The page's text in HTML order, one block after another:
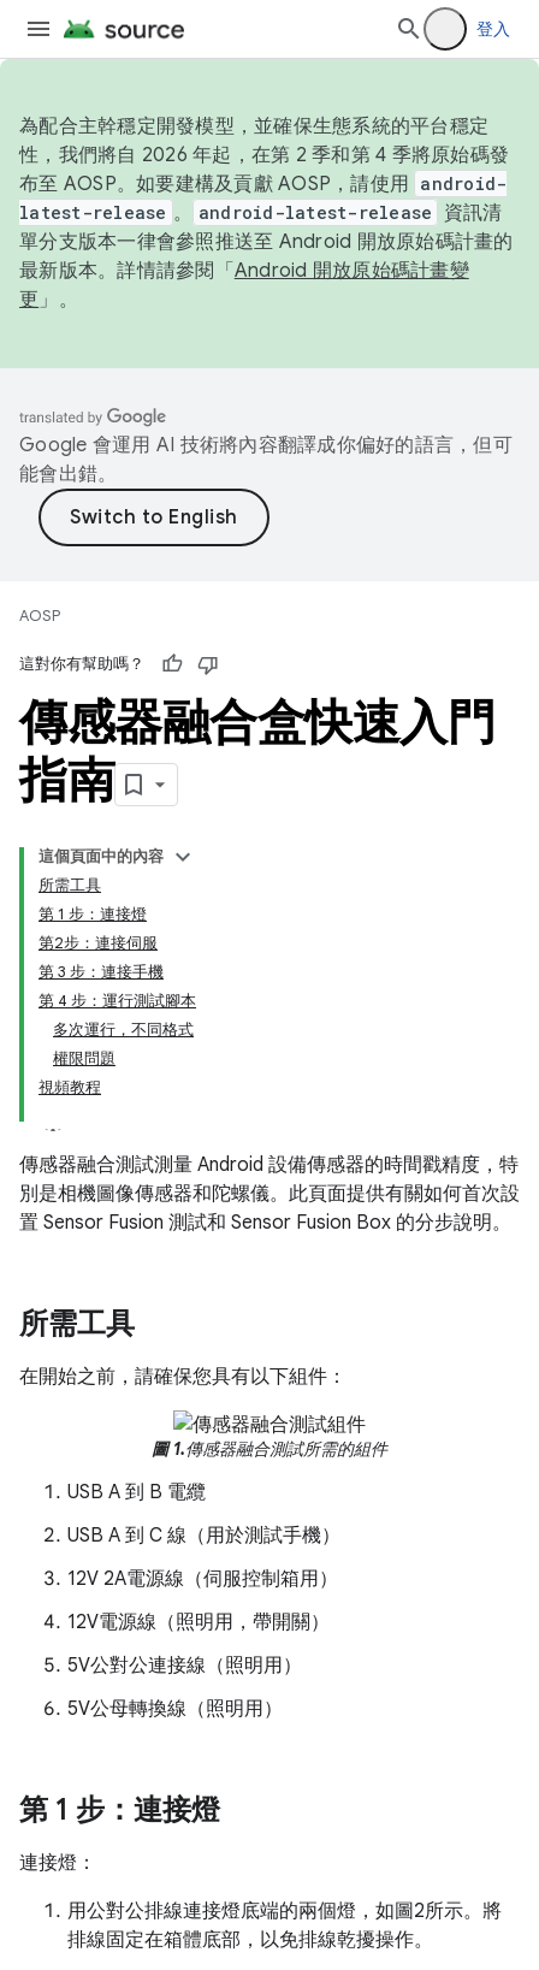
登入
為配合主幹穩定開發模型，並確保生態系統的平台穩定
性，我們將自 2026 年起，在第 2 季和第 4 季將原始碼發
布至 AOSP。如要建構及貢獻 AOSP，請使用 android-
latest-release 。 android-latest-release
資訊清
單分支版本一律會參照推送至 Android 開放原始碼計畫的
最新版本。詳情請參閱「 Android 開放原始碼計畫變
更 」。
Google 會運用 AI 技術將內容翻譯成你偏好的語言，但可
能會出錯。
AOSP
這對你有幫助嗎？
傳感器融合盒快速入門
指南
這個頁面中的內容
所需工具
第 1 步：連接燈
第2步：連接伺服
第 3 步：連接手機
第 4 步：運行測試腳本
多次運行，不同格式
權限問題
視頻教程
傳感器融合測試測量 Android 設備傳感器的時間戳精度，特
別是相機圖像傳感器和陀螺儀。此頁面提供有關如何首次設
置 Sensor Fusion 測試和 Sensor Fusion Box 的分步說明。
所需工具
在開始之前，請確保您具有以下組件：
圖 1.傳感器融合測試所需的組件
USB A 到 B 電纜
USB A 到 C 線（用於測試手機）
12V 2A電源線（伺服控制箱用）
12V電源線（照明用，帶開關）
5V公對公連接線（照明用）
5V公母轉換線（照明用）
第 1 步：連接燈
連接燈：
用公對公排線連接燈底端的兩個燈，如圖2所示。將
排線固定在箱體底部，以免排線乾擾操作。